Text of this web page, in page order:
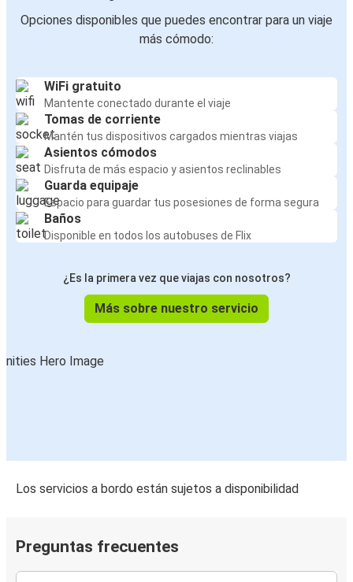
Opciones disponibles que puedes encontrar para un viaje
más cómodo:
WiFi gratuito
Mantente conectado durante el viaje
Tomas de corriente
Mantén tus dispositivos cargados mientras viajas
Asientos cómodos
Disfruta de más espacio y asientos reclinables
Guarda equipaje
Espacio para guardar tus posesiones de forma segura
Baños
Disponible en todos los autobuses de Flix
¿Es la primera vez que viajas con nosotros?
Más sobre nuestro servicio
Los servicios a bordo están sujetos a disponibilidad
Preguntas frecuentes